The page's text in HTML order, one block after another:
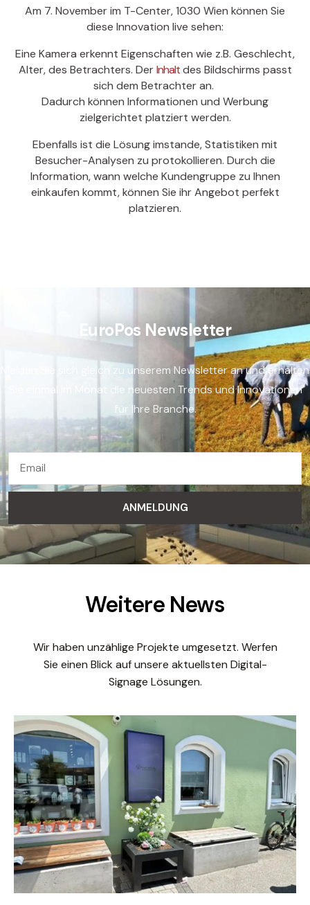
Am 7. November im T-Center, 1030 Wien können Sie
diese Innovation live sehen:
Eine Kamera erkennt Eigenschaften wie z.B. Geschlecht,
Alter, des Betrachters. DerInhaltdes Bildschirms passt
sich dem Betrachter an.
Dadurch können Informationen und Werbung
zielgerichtet platziert werden.
Ebenfalls ist die Lösung imstande, Statistiken mit
Besucher-Analysen zu protokollieren. Durch die
Information, wann welche Kundengruppe zu Ihnen
einkaufen kommt, können Sie ihr Angebot perfekt
platzieren.
EuroPos Newsletter
Melden Sie sich gleich zu unserem Newsletter an und erhalten
Sie einmal im Monat die neuesten Trends und Innovationen
für Ihre Branche.
ANMELDUNG
Weitere News
Wir haben unzählige Projekte umgesetzt. Werfen
Sie einen Blick auf unsere aktuellsten Digital-
Signage Lösungen.